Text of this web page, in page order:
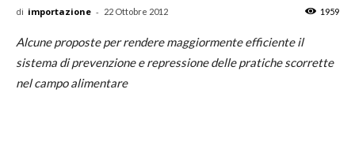
di importazione - 22 Ottobre 2012 1959
Alcune proposte per rendere maggiormente efficiente il
sistema di prevenzione e repressione delle pratiche scorrette
nel campo alimentare